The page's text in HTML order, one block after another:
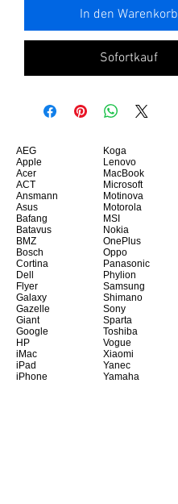
In den Warenkorb
Sofortkauf
AEG
Apple
Acer
ACT
Ansmann
Asus
Bafang
Batavus
BMZ
Bosch
Cortina
Dell
Flyer
Galaxy
Gazelle
Giant
Google
HP
iMac
iPad
iPhone
Koga
Lenovo
MacBook
Microsoft
Motinova
Motorola
MSI
Nokia
OnePlus
Oppo
Panasonic
Phylion
Samsung
Shimano
Sony
Sparta
Toshiba
Vogue
Xiaomi
Yanec
Yamaha